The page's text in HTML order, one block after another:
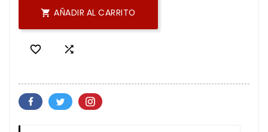
 AÑADIR AL CARRITO
 